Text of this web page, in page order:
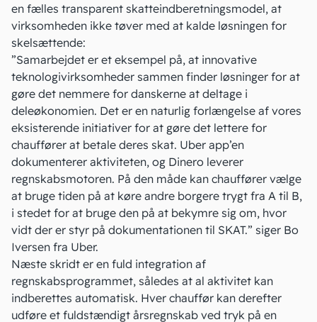
en fælles transparent skatteindberetningsmodel, at
virksomheden ikke tøver med at kalde løsningen for
skelsættende:
”Samarbejdet er et eksempel på, at innovative
teknologivirksomheder sammen finder løsninger for at
gøre det nemmere for danskerne at deltage i
deleøkonomien. Det er en naturlig forlængelse af vores
eksisterende initiativer for at gøre det lettere for
chauffører at betale deres skat. Uber app’en
dokumenterer aktiviteten, og Dinero leverer
regnskabsmotoren. På den måde kan chauffører vælge
at bruge tiden på at køre andre borgere trygt fra A til B,
i stedet for at bruge den på at bekymre sig om, hvor
vidt der er styr på dokumentationen til SKAT.” siger Bo
Iversen fra Uber.
Næste skridt er en fuld integration af
regnskabsprogrammet, således at al aktivitet kan
indberettes automatisk. Hver chauffør kan derefter
udføre et fuldstændigt årsregnskab ved tryk på en